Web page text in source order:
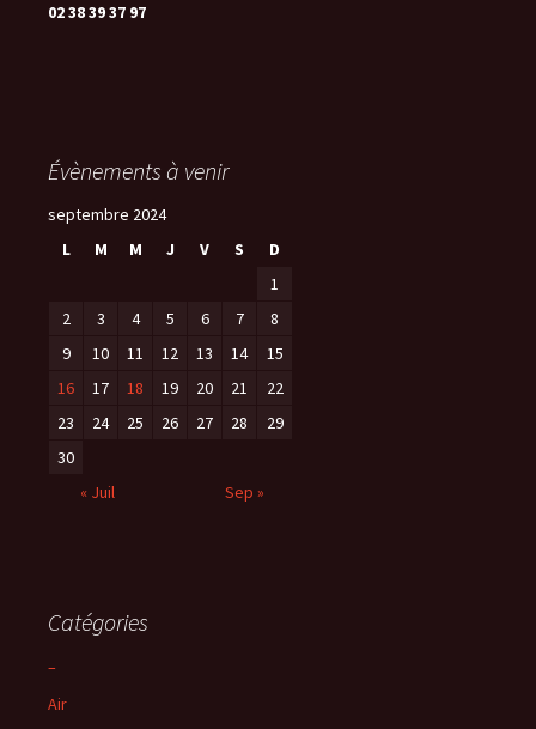
02 38 39 37 97
Évènements à venir
septembre 2024
L
M M J V S
D
1
2
3 4 5 6 7
8
9
10 11 12 13 14
15
16
17 18 19 20 21
22
23
24 25 26 27 28
29
30
« Juil
Sep »
Catégories
–
Air